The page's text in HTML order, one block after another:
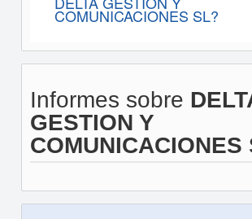
COMUNICACIONES SL?
Informes sobre
GESTION Y
COMUNICACIONES